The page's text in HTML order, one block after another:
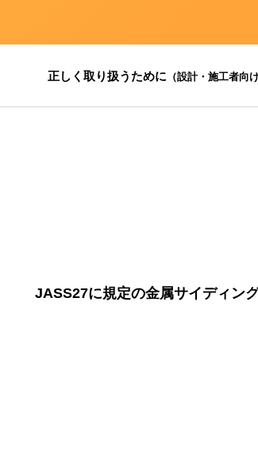
正しく取り扱うために（設計・施工者向け
JASS27に規定の金属サイディン